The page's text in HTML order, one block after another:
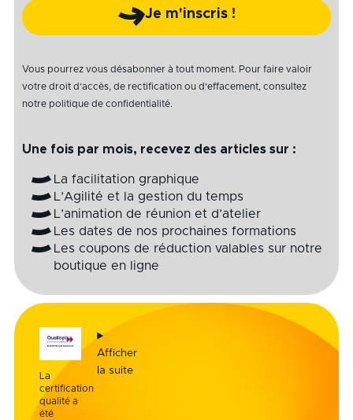
Je m'inscris !
Vous pourrez vous désabonner à tout moment. Pour faire valoir
votre droit d’accès, de rectification ou d’effacement, consultez
notre politique de confidentialité.
Une fois par mois, recevez des articles sur :
La facilitation graphique
L’Agilité et la gestion du temps
L’animation de réunion et d’atelier
Les dates de nos prochaines formations
Les coupons de réduction valables sur notre
boutique en ligne
La
certification
qualité a
été
Afficher
la suite